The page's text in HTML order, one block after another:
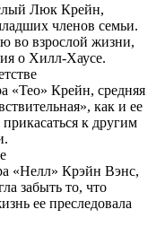
Люк Крейн,
членов семьи.
во взрослой жизни,
о Хилл-Хаусе.
«Тео» Крейн, средняя
как и ее
к другим
«Нелл» Крэйн Вэнс,
забыть то, что
ее преследовала